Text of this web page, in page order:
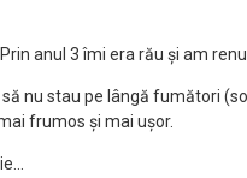
anul 3 îmi era rău și am
nu stau pe lângă fumători
frumos și mai ușor.